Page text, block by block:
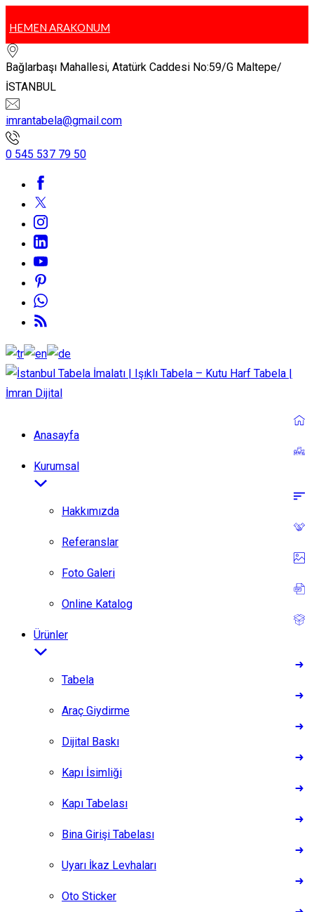
HEMEN ARAKONUM
Bağlarbaşı Mahallesi, Atatürk Caddesi No:59/G Maltepe/
İSTANBUL
imrantabela@gmail.com
0 545 537 79 50
Anasayfa
Kurumsal
Hakkımızda
Referanslar
Foto Galeri
Online Katalog
Ürünler
Tabela
Araç Giydirme
Dijital Baskı
Kapı İsimliği
Kapı Tabelası
Bina Girişi Tabelası
Uyarı İkaz Levhaları
Oto Sticker